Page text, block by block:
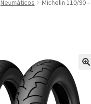
Neumáticos Michelin 110/90